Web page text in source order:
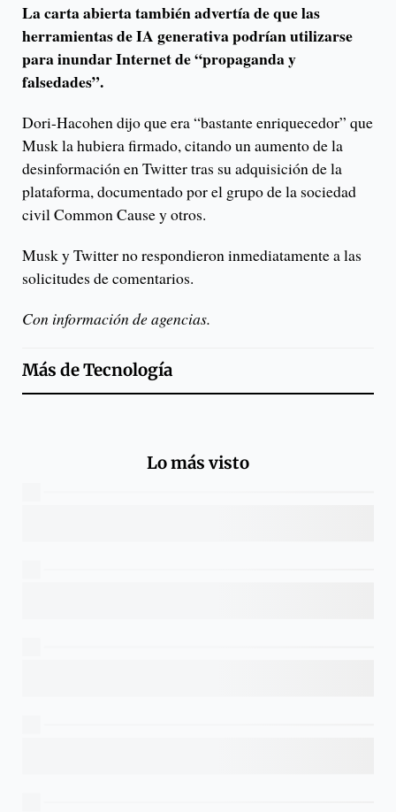
La carta abierta también advertía de que las
herramientas de IA generativa podrían utilizarse
para inundar Internet de “propaganda y
falsedades”.
Dori-Hacohen dijo que era “bastante enriquecedor” que
Musk la hubiera firmado, citando un aumento de la
desinformación en Twitter tras su adquisición de la
plataforma, documentado por el grupo de la sociedad
civil Common Cause y otros.
Musk y Twitter no respondieron inmediatamente a las
solicitudes de comentarios.
Con información de agencias.
Más deTecnología
Lo más visto